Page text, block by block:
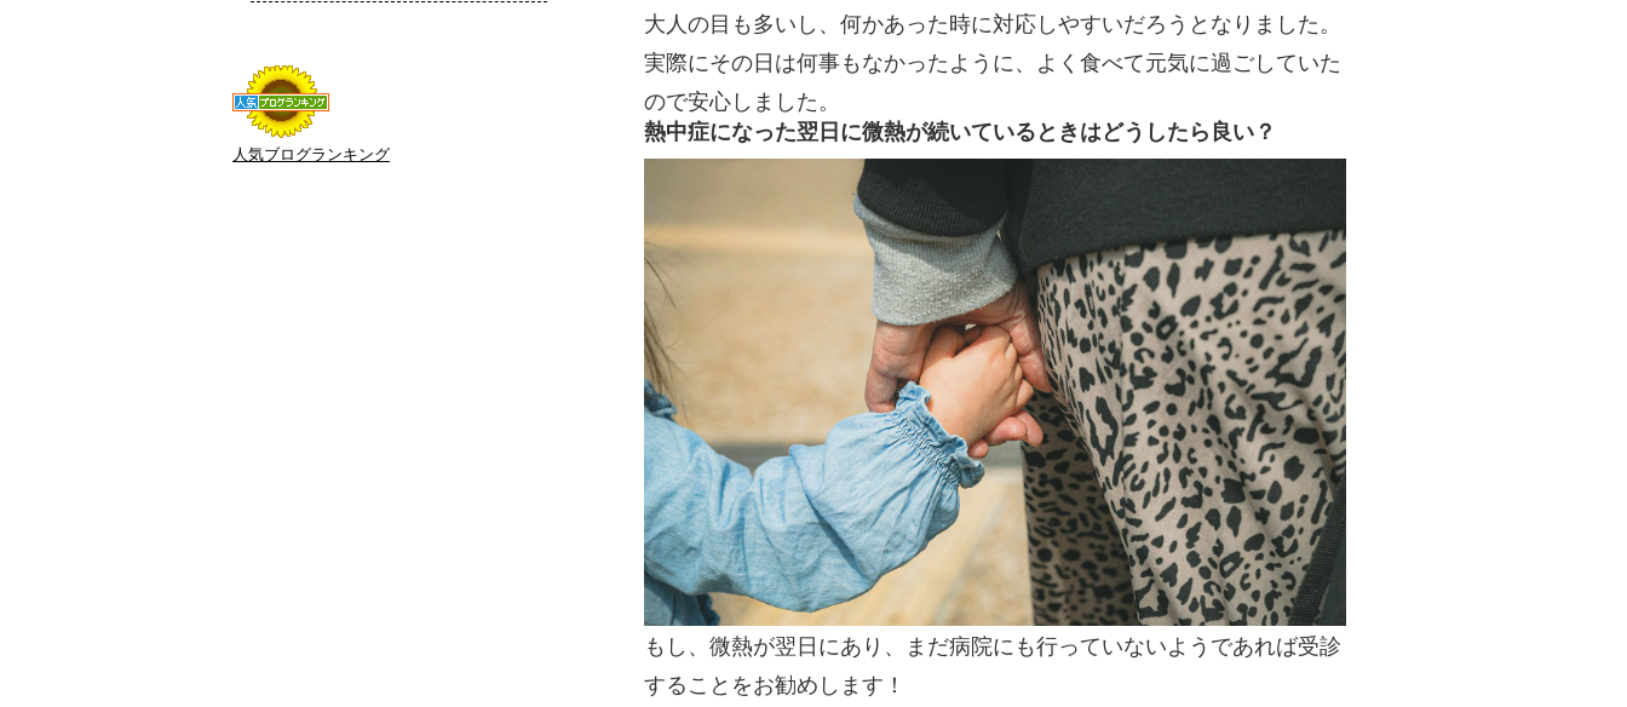
大人の目も多いし、何かあった時に対応しやすいだろうとなりました。
実際にその日は何事もなかったように、よく食べて元気に過ごしていた
ので安心しました。
熱中症になった翌日に微熱が続いているときはどうしたら良い？
もし、微熱が翌日にあり、まだ病院にも行っていないようであれば受診
することをお勧めします！
人気ブログランキング